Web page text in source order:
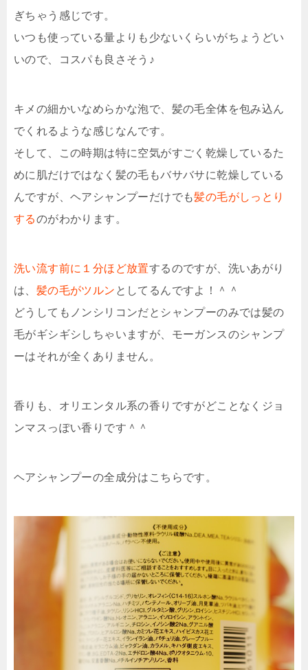
ぎちゃう感じです。
いつも使っている量よりも少ないくらいがちょうどい
いので、コスパも良さそう♪
キメの細かいなめらかな泡で、髪の毛全体を包み込ん
でくれるような感じなんです。
そして、この時期は特に空気がすごく乾燥しているた
めに肌だけではなく髪の毛もバサバサに乾燥している
んですが、ヘアシャンプーだけでも髪の毛がしっとり
するのがわかります。
洗い流す前に１分ほど放置するのですが、洗いあがり
は、 髪の毛がツルン としてるんですよ！＾＾
どうしてもノンシリコンだとシャンプーのみでは髪の
毛がギシギシしちゃいますが、モーガンスのシャンプ
ーはそれが全くありません。
香りも、オリエンタル系の香りですがどことなくジョ
ンマスっぽい香りです＾＾
ヘアシャンプーの全成分はこちらです。